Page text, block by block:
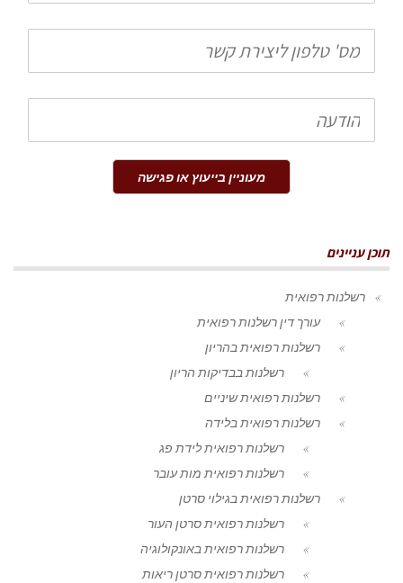
טלפון
הודעה
מעוניין בייעוץ או פגישה
תוכן עניינים
רשלנות רפואית
עורך דין רשלנות רפואית
רשלנות רפואית בהריון
רשלנות בבדיקות הריון
רשלנות רפואית שיניים
רשלנות רפואית בלידה
רשלנות רפואית לידת פג
רשלנות רפואית מות עובר
רשלנות רפואית בגילוי סרטן
רשלנות רפואית סרטן העור
רשלנות רפואית באונקולוגיה
רשלנות רפואית סרטן ריאות